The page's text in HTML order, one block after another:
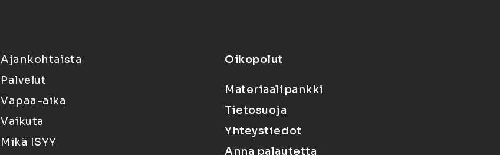
Ajankohtaista
Palvelut
Vapaa-aika
Vaikuta
Mikä ISYY
Oikopolut
Materiaalipankki
Tietosuoja
Yhteystiedot
Anna palautetta